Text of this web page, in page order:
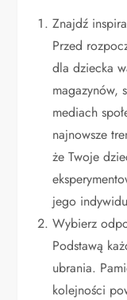
Znajdź
Przed
dla dziecka
magazynów,
mediach
najnowsze
że Twoje
jego
Wybierz
Podstawą
ubrania.
kolejności